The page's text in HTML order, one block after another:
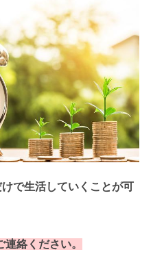
で生活していくことが可
絡ください。